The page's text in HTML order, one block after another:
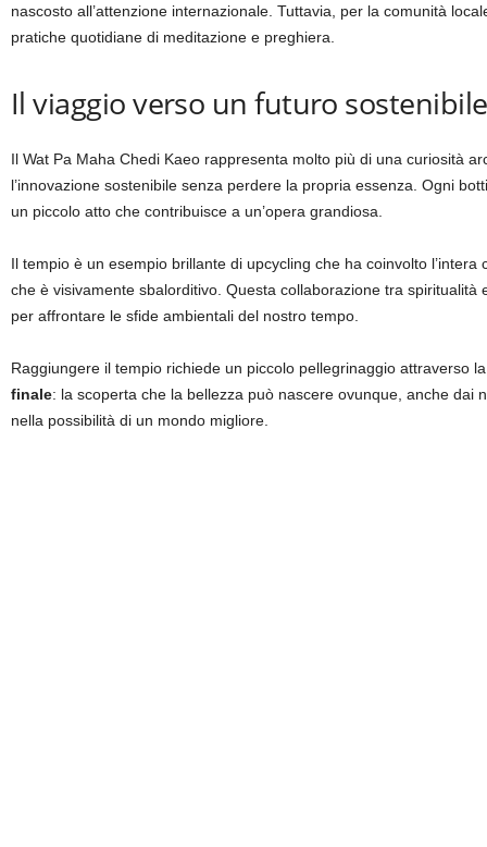
nascosto all’attenzione internazionale. Tuttavia, per la comunità
pratiche quotidiane di meditazione e preghiera.
Il viaggio verso un futuro
Il Wat Pa Maha Chedi Kaeo rappresenta molto più di una curiosità
l’innovazione sostenibile senza perdere la propria essenza. Ogni
un piccolo atto che contribuisce a un’opera grandiosa.
Il tempio è un esempio brillante di upcycling che ha coinvolto
che è visivamente sbalorditivo. Questa collaborazione tra
per affrontare le sfide ambientali del nostro tempo.
Raggiungere il tempio richiede un piccolo pellegrinaggio attraverso
finale: la scoperta che la bellezza può nascere ovunque, anche dai
nella possibilità di un mondo migliore.